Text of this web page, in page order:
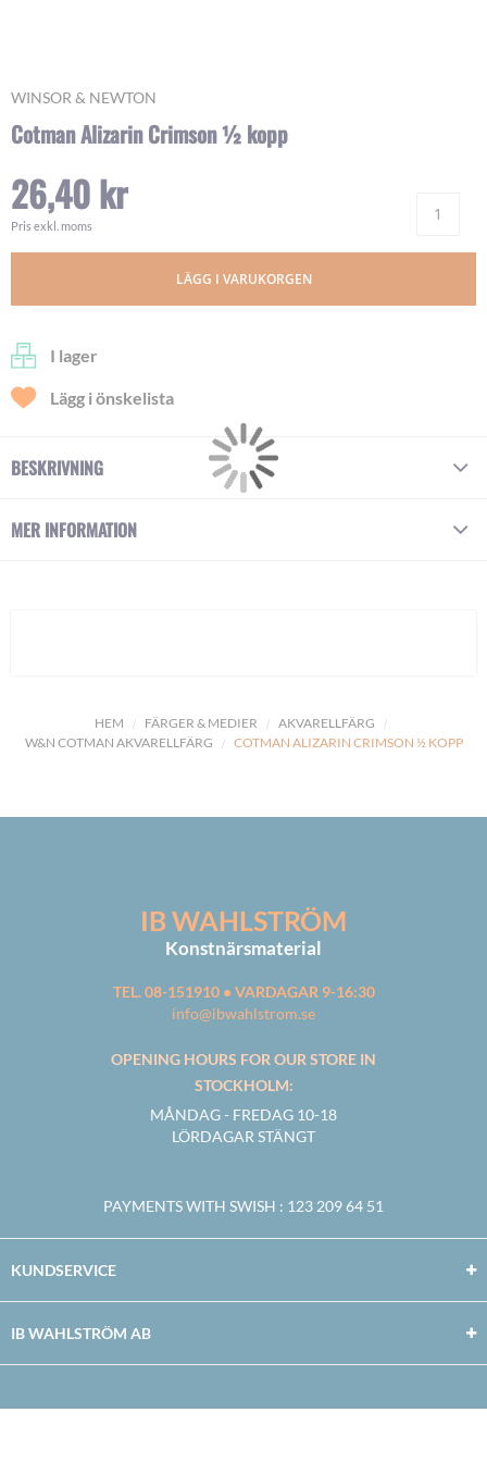
HEM FÄRGER & MEDIER
AKVARELLFÄRG
W&N COTMAN AKVARELLFÄRG
COTMAN ALIZARIN CRIMSON ½ KOPP
WINSOR & NEWTON
Cotman Alizarin Crimson ½ kopp
26,40 kr
Pris exkl. moms
LÄGG I VARUKORGEN
I lager
Lägg i önskelista
Skip
the
of
the
images
BESKRIVNING
MER INFORMATION
IB WAHLSTRÖM
Konstnärsmaterial
TEL. 08-151910 • VARDAGAR 9-16:30
info@ibwahlstrom.se
OPENING HOURS FOR OUR STORE IN
STOCKHOLM:
MÅNDAG - FREDAG 10-18
LÖRDAGAR STÄNGT
PAYMENTS WITH SWISH : 123 209 64 51
KUNDSERVICE
IB WAHLSTRÖM AB
Facebook
TwitterYoutubeInstagram